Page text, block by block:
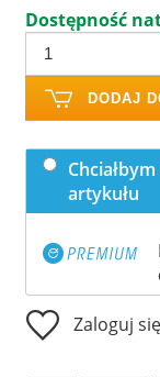
Dostępność
DODAJ
artykułu
Zaloguj